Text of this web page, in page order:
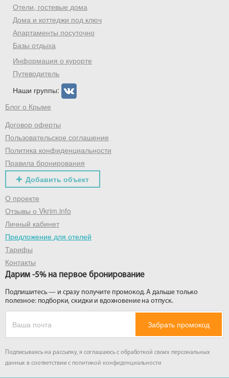
Отели, гостевые дома
Дома и коттеджи под ключ
Апартаменты посуточно
Базы отдыха
Информация о курорте
Путеводитель
Наши группы:
Блог о Крыме
Договор оферты
Пользовательское соглашение
Политика конфиденциальности
Правила бронирования
Добавить объект
О проекте
Отзывы о Vkrim.info
Личный кабинет
Предложение для отелей
Тарифы
Контакты
Дарим -5% на первое бронирование
Подпишитесь — и сразу получите промокод. А дальше только
полезное: подборки, скидки и вдохновение на отпуск.
Забрать промокод
Подписываясь на рассылку, я соглашаюсь с обработкой своих персональных
данных в соответствии с политикой конфиденциальности
Получить промокод